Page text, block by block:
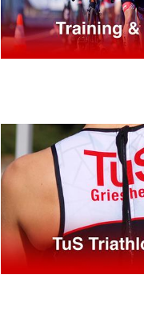
Turn und
1899 e.V.
Jahnstraße 20
64347 Griesheim
+49 6155 6 18 19